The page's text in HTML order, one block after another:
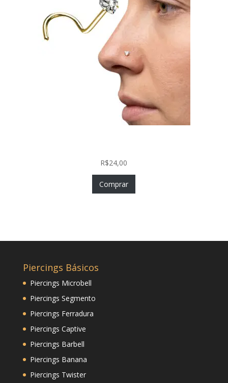
R$24,00
Comprar
Piercings Básicos
Piercings Microbell
Piercings Segmento
Piercings Ferradura
Piercings Captive
Piercings Barbell
Piercings Banana
Piercings Twister